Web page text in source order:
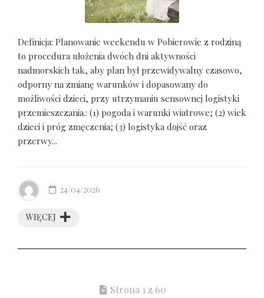
Definicja: Planowanie weekendu w Pobierowie z rodziną
to procedura ułożenia dwóch dni aktywności
nadmorskich tak, aby plan był przewidywalny czasowo,
odporny na zmianę warunków i dopasowany do
możliwości dzieci, przy utrzymaniu sensownej logistyki
przemieszczania.: (1) pogoda i warunki wiatrowe; (2) wiek
dzieci i próg zmęczenia; (3) logistyka dojść oraz
przerwy...
WIĘCEJ
24/04/2026
Strona 1 z 60